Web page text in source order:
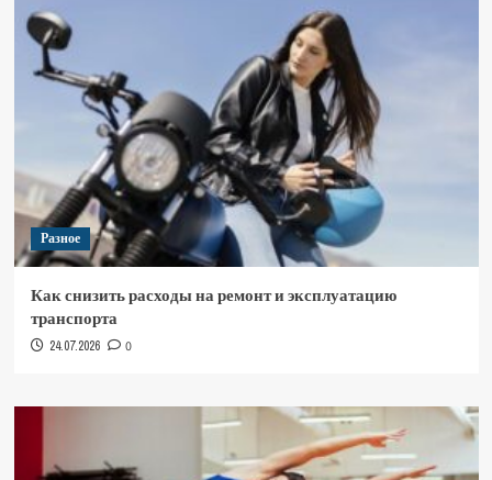
Разное
Как снизить расходы на ремонт и эксплуатацию
транспорта
24.07.2026 0